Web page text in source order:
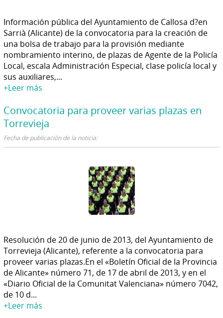
Información pública del Ayuntamiento de Callosa d?en
Sarrià (Alicante) de la convocatoria para la creación de
una bolsa de trabajo para la provisión mediante
nombramiento interino, de plazas de Agente de la Policía
Local, escala Administración Especial, clase policía local y
sus auxiliares,...
+Leer más
Convocatoria para proveer varias plazas en
Torrevieja
Fecha de publicación de la noticia:
Resolución de 20 de junio de 2013, del Ayuntamiento de
Torrevieja (Alicante), referente a la convocatoria para
proveer varias plazas.En el «Boletín Oficial de la Provincia
de Alicante» número 71, de 17 de abril de 2013, y en el
«Diario Oficial de la Comunitat Valenciana» número 7042,
de 10 d...
+Leer más